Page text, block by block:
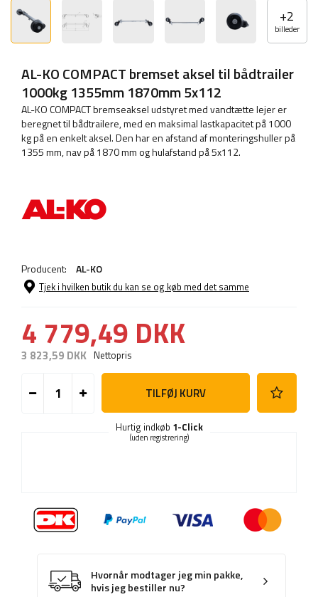
+2
billeder
AL-KO COMPACT bremset aksel til bådtrailer
1000kg 1355mm 1870mm 5x112
AL-KO COMPACT bremseaksel udstyret med vandtætte lejer er
beregnet til bådtrailere, med en maksimal lastkapacitet på 1000
kg på en enkelt aksel. Den har en afstand af monteringshuller på
1355 mm, nav på 1870 mm og hulafstand på 5x112.
Producent: AL-KO
Tjek i hvilken butik du kan se og køb med det samme
4 779,49 DKK
3 823,59 DKK Nettopris
TILFØJ KURV
Hurtig indkøb 1-Click
(uden registrering)
Hvornår modtager jeg min pakke,
hvis jeg bestiller nu?